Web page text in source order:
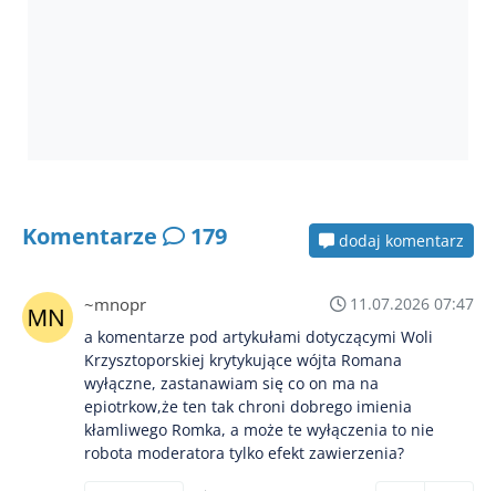
Komentarze 179 dodaj komentarz
~mnopr
11.07.2026 07:47
a komentarze pod artykułami dotyczącymi Woli
Krzysztoporskiej krytykujące wójta Romana
wyłączne, zastanawiam się co on ma na
epiotrkow,że ten tak chroni dobrego imienia
kłamliwego Romka, a może te wyłączenia to nie
robota moderatora tylko efekt zawierzenia?